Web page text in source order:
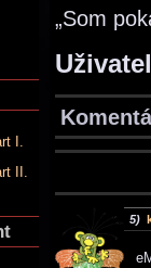
I.
II.
„Som
5)